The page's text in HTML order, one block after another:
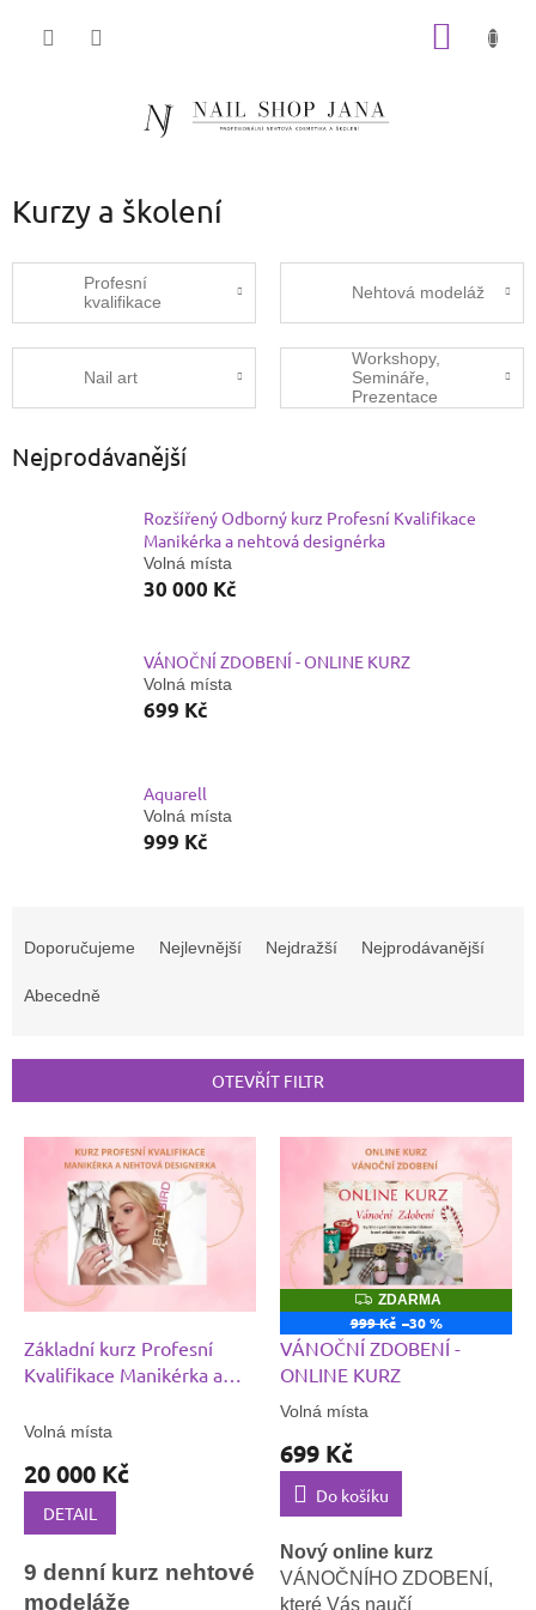
Kurzy a školení
Profesní
kvalifikace
Nehtová modeláž
Nail art
Workshopy,
Semináře,
Prezentace
Nejprodávanější
Rozšířený Odborný kurz Profesní Kvalifikace
Manikérka a nehtová designérka
Volná místa
30 000 Kč
VÁNOČNÍ ZDOBENÍ - ONLINE KURZ
Volná místa
699 Kč
Aquarell
Volná místa
999 Kč
r
o
Doporučujeme Nejlevnější Nejdražší Nejprodávanější
Abecedně
OTEVŘÍT FILTR
V
o
dZákladní kurz Profesní
Kvalifikace Manikérka a
Volná místa
20 000 Kč
DETAIL
9 denní kurz nehtové
modeláže
Z
D
A
R
M
A
ZDARMA
999 Kč –30 %
VÁNOČNÍ ZDOBENÍ -
ONLINE KURZ
Průměrné
produktu
5,0
5
hvězdiček.
Volná místa
699 Kč
Do košíku
Nový online kurz
VÁNOČNÍHO ZDOBENÍ,
které Vás naučí